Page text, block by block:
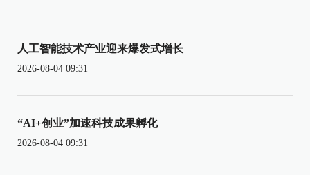
人工智能技术产业迎来爆发式增长
2026-08-04 09:31
“AI+创业”加速科技成果孵化
2026-08-04 09:31